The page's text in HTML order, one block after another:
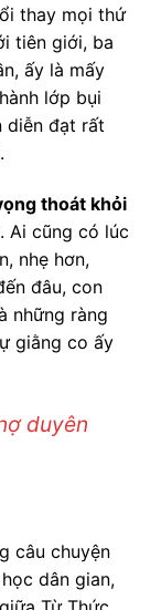
thay mọi thứ
tiên giới, ba
ấy là mấy
lớp bụi
diễn đạt rất
thoát khỏi
Ai cũng có lúc
nhẹ hơn,
đâu, con
những ràng
giằng co ấy
duyên
câu chuyện
dân gian,